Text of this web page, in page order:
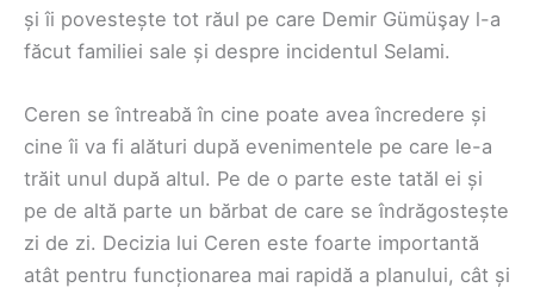
și îi povestește tot răul pe care Demir Gümüşay l-a
făcut familiei sale și despre incidentul Selami.
Ceren se întreabă în cine poate avea încredere și
cine îi va fi alături după evenimentele pe care le-a
trăit unul după altul. Pe de o parte este tatăl ei și
pe de altă parte un bărbat de care se îndrăgostește
zi de zi. Decizia lui Ceren este foarte importantă
atât pentru funcționarea mai rapidă a planului, cât și